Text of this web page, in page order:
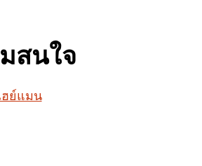
สนใจ
ฮย์แมน